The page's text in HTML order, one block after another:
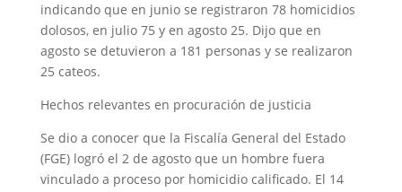
indicando que en junio se registraron 78 homicidios
dolosos, en julio 75 y en agosto 25. Dijo que en
agosto se detuvieron a 181 personas y se realizaron
25 cateos.
Hechos relevantes en procuración de justicia
Se dio a conocer que la Fiscalía General del Estado
(FGE) logró el 2 de agosto que un hombre fuera
vinculado a proceso por homicidio calificado. El 14